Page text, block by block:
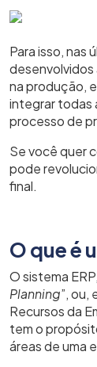
Para isso, nas
desenvolvidos
na produção,
integrar todas
processo de
Se você quer
pode
final.
O que é
O sistema
Planning”, ou,
Recursos da
tem o
áreas de uma